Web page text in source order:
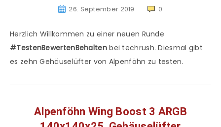
26. September 2019 0
Herzlich Willkommen zu einer neuen Runde
#TestenBewertenBehaltenbei techrush. Diesmal gibt
es zehn Gehäuselüfter von Alpenföhn zu testen.
Alpenföhn Wing Boost 3 ARGB